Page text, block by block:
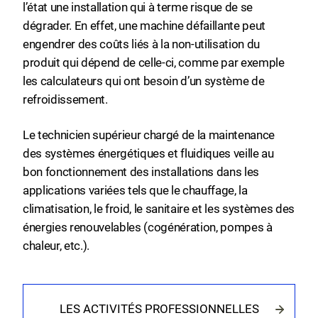
l’état une installation qui à terme risque de se
dégrader. En effet, une machine défaillante peut
engendrer des coûts liés à la non-utilisation du
produit qui dépend de celle-ci, comme par exemple
les calculateurs qui ont besoin d’un système de
refroidissement.
Le technicien supérieur chargé de la maintenance
des systèmes énergétiques et fluidiques veille au
bon fonctionnement des installations dans les
applications variées tels que le chauffage, la
climatisation, le froid, le sanitaire et les systèmes des
énergies renouvelables (cogénération, pompes à
chaleur, etc.).
LES ACTIVITÉS PROFESSIONNELLES